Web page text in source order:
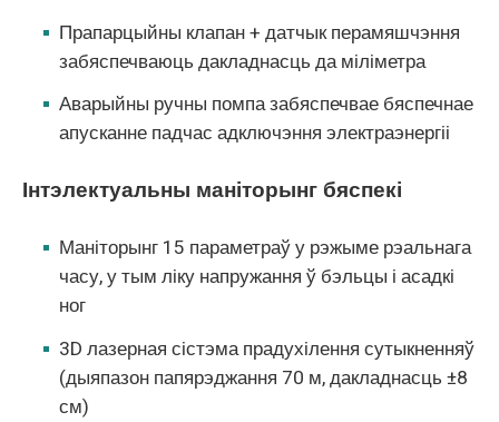
Прапарцыйны клапан + датчык перамяшчэння
забяспечваюць дакладнасць да міліметра
Аварыйны ручны помпа забяспечвае бяспечнае
апусканне падчас адключэння электраэнергіі
Інтэлектуальны маніторынг бяспекі
Маніторынг 15 параметраў у рэжыме рэальнага
часу, у тым ліку напружання ў бэльцы і асадкі
ног
3D лазерная сістэма прадухілення сутыкненняў
(дыяпазон папярэджання 70 м, дакладнасць ±8
см)